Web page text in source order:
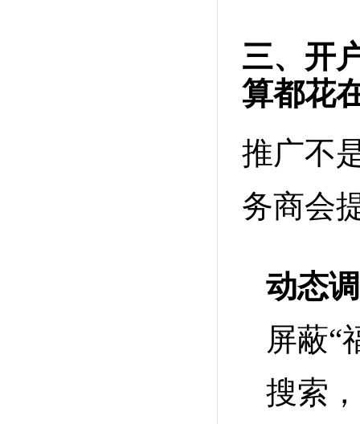
三、开
算都花
推广不
务商会
动态
屏蔽“
搜索